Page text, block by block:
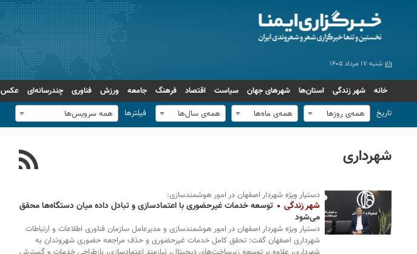
شنبه ۱۷ مرداد ۱۴۰۵
خانه شهر زندگی استان‌ها شهرهای جهان سیاست اقتصاد فرهنگ جامعه ورزش فناوری چندرسانه‌ای عکس
تاریخ
همه‌ی روزها همه‌ی ماه‌ها همه‌ی سال‌ها فیلترها همه سرویس‌ها
شهرداری
دستیار ویژه شهردار اصفهان در امور هوشمندسازی:
شهر زندگی
توسعه خدمات غیرحضوری با اعتمادسازی و تبادل داده میان دستگاه‌ها محقق
می‌شود
دستیار ویژه شهردار اصفهان در امور هوشمندسازی و مدیرعامل سازمان فناوری اطلاعات و ارتباطات
شهرداری اصفهان گفت: تحقق کامل خدمات غیرحضوری و حذف مراجعه حضوری شهروندان به